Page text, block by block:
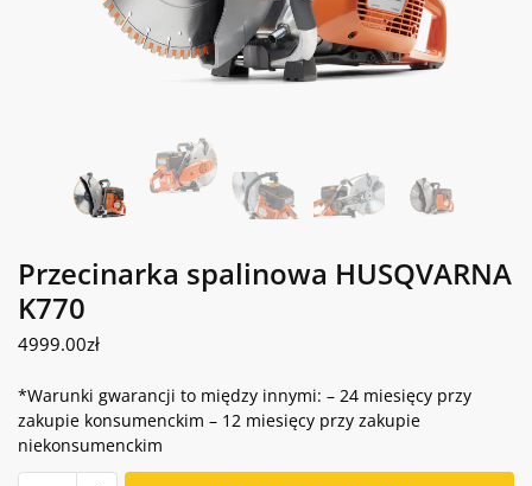
Przecinarka spalinowa HUSQVARNA
K770
4999.00zł
*Warunki gwarancji to między innymi: – 24 miesięcy przy
zakupie konsumenckim – 12 miesięcy przy zakupie
niekonsumenckim